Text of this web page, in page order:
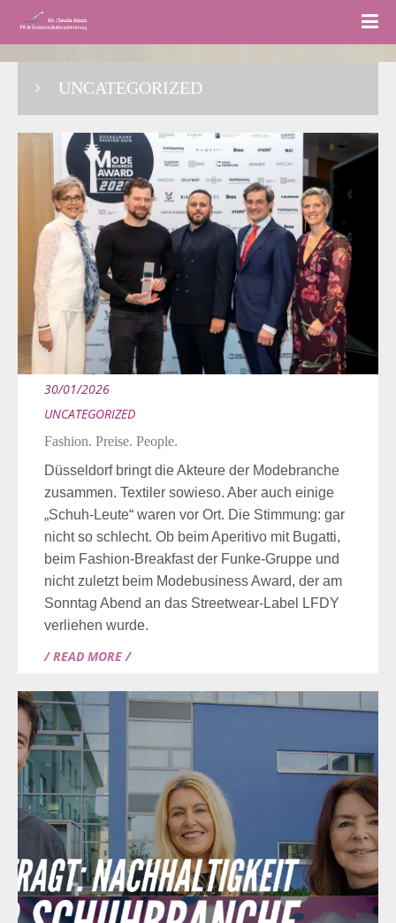
UNCATEGORIZED
30/01/2026
UNCATEGORIZED
Fashion. Preise. People.
Düsseldorf bringt die Akteure der Modebranche
zusammen. Textiler sowieso. Aber auch einige
„Schuh-Leute“ waren vor Ort. Die Stimmung: gar
nicht so schlecht. Ob beim Aperitivo mit Bugatti,
beim Fashion-Breakfast der Funke-Gruppe und
nicht zuletzt beim Modebusiness Award, der am
Sonntag Abend an das Streetwear-Label LFDY
verliehen wurde.
/ READ MORE /